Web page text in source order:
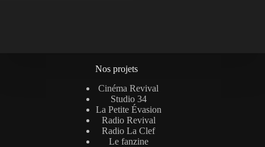
Nos projets
Cinéma Revival
Studio 34
La Petite Évasion
Radio Revival
Radio La Clef
Le fanzine